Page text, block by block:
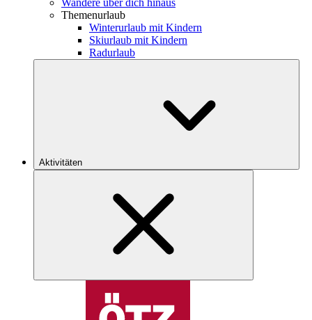
Wandere über dich hinaus
Themenurlaub
Winterurlaub mit Kindern
Skiurlaub mit Kindern
Radurlaub
Aktivitäten